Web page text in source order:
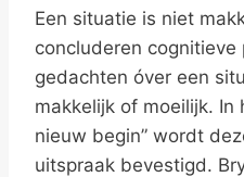
o
d
e
Een situatie is niet
concluderen cognitieve
gedachten óver een
makkelijk of moeilijk. In
nieuw begin” wordt
uitspraak bevestigd.